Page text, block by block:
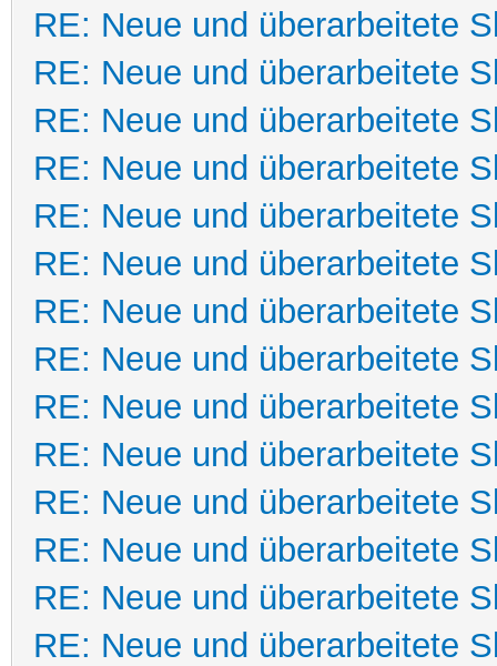
RE: Neue und überarbeitete
RE: Neue und überarbeitete
RE: Neue und überarbeitete
RE: Neue und überarbeitete
RE: Neue und überarbeitete
RE: Neue und überarbeitete
RE: Neue und überarbeitete
RE: Neue und überarbeitete
RE: Neue und überarbeitete
RE: Neue und überarbeitete
RE: Neue und überarbeitete
RE: Neue und überarbeitete
RE: Neue und überarbeitete
RE: Neue und überarbeitete